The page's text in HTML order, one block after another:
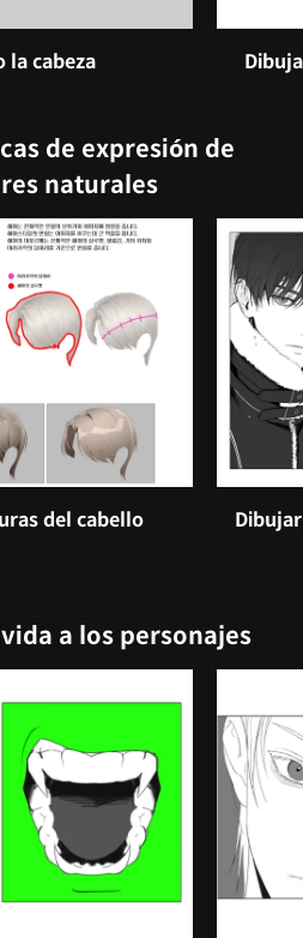
la cabeza
de expresión de
naturales
del cabello
a los personajes